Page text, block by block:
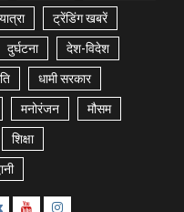
ट्रेंडिंग खबरें
दुर्घटना देश-विदेश
धामी सरकार
मनोरंजन मौसम
शिक्षा
YoutubeInstagram